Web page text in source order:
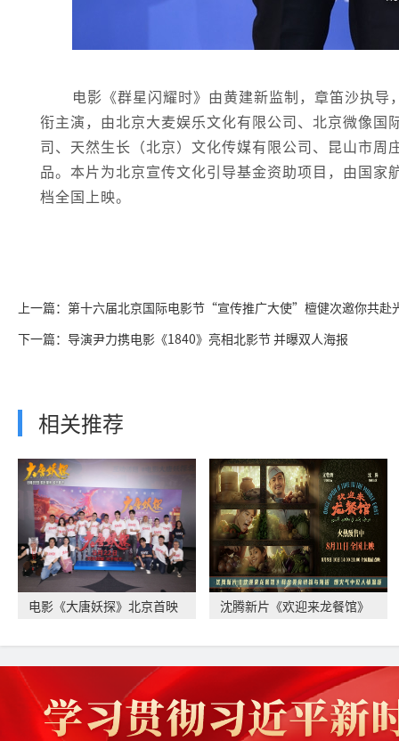
电影《群星闪耀时》由黄建新监制，章笛沙执
衔主演，由北京大麦娱乐文化有限公司、北京微像
司、天然生长（北京）文化传媒有限公司、昆山市
品。本片为北京宣传文化引导基金资助项目，由国
档全国上映。
上一篇：第十六届北京国际电影节“宣传推广大使”檀健次邀你共赴
下一篇：导演尹力携电影《1840》亮相北影节 并曝双人海报
相关推荐
电影《大唐妖探》北京首映
沈腾新片《欢迎来龙餐馆》